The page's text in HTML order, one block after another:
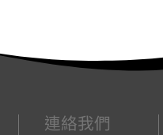
連絡我們